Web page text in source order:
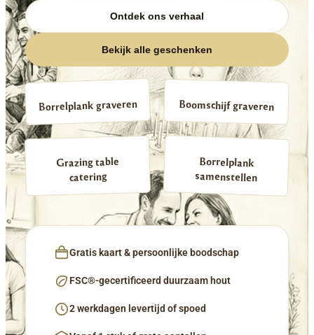
Ontdek ons verhaal
Bekijk alle geschenken
Borrelplank graveren Boomschijf graveren
Grazing table
catering
Borrelplank
samenstellen
Gratis kaart & persoonlijke boodschap
FSC®-gecertificeerd duurzaam hout
2 werkdagen levertijd of spoed